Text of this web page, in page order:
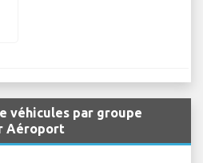
véhicules par groupe
Aéroport